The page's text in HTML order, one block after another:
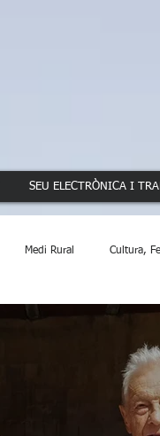
SEU ELECTRÒNICA I
Medi Rural Cultura,